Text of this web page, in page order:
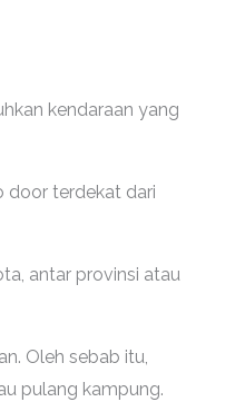
kendaraan yang
door terdekat dari
antar provinsi atau
Oleh sebab itu,
pulang kampung.